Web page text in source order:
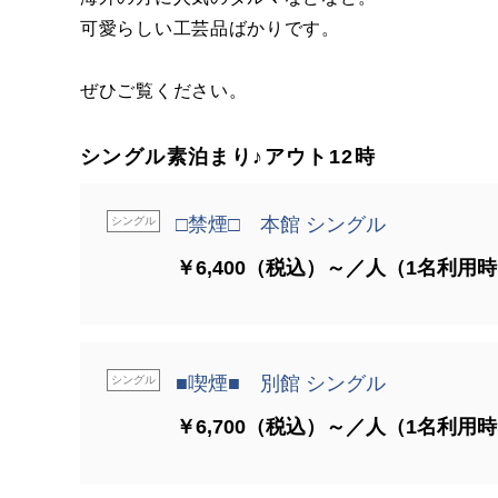
可愛らしい工芸品ばかりです。
ぜひご覧ください。
シングル素泊まり♪アウト12時
シングル
□禁煙□ 本館 シングル
￥6,400（税込）～／人（1名利用時
シングル
■喫煙■ 別館 シングル
￥6,700（税込）～／人（1名利用時